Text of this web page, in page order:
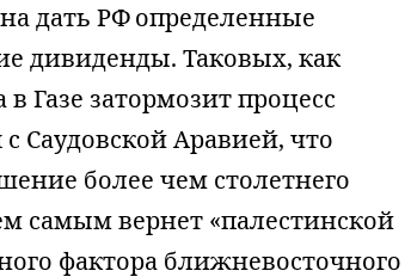
дать РФ определенные
дивиденды. Таковых, как
Газе затормозит процесс
Саудовской Аравией, что
более чем столетнего
самым вернет «палестинской
фактора ближневосточного